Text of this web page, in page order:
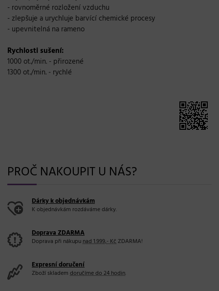
- rovnoměrné rozložení vzduchu
- zlepšuje a urychluje barvící chemické procesy
- upevnitelná na rameno
Rychlosti sušení:
1000 ot./min. - přirozené
1300 ot./min. - rychlé
PROČ NAKOUPIT U NÁS?
Dárky k objednávkám
K objednávkám rozdáváme dárky.
Doprava ZDARMA
Doprava při nákupunad 1.999,- KčZDARMA!
Expresní doručení
Zboží skladem doručíme do 24 hodin.